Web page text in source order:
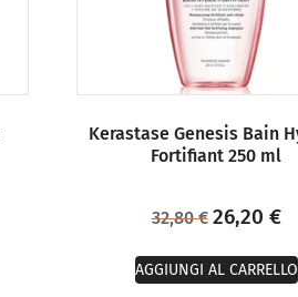
Kerastase Genesis Bain
Fortifiant 250 ml
32,80€ 26,20 €
AGGIUNGI AL CARRELLO